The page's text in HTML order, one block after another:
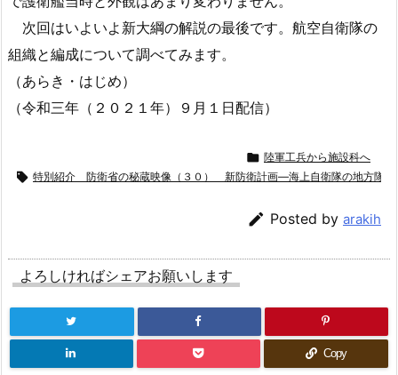
次回はいよいよ新大綱の解説の最後です。航空自衛隊の
組織と編成について調べてみます。
（あらき・はじめ）
（令和三年（２０２１年）９月１日配信）
 陸軍工兵から施設科へ
 特別紹介 防衛省の秘蔵映像（３０） 新防衛計画―海上自衛隊の地方隊ほ
 Posted by arakih
よろしければシェアお願いします
Copy